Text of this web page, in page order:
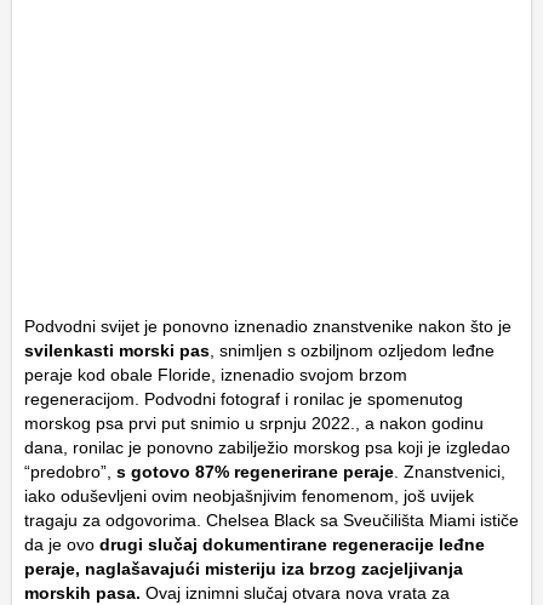
Podvodni svijet je ponovno iznenadio znanstvenike nakon što je
svilenkasti morski pas , snimljen s ozbiljnom ozljedom leđne
peraje kod obale Floride, iznenadio svojom brzom
regeneracijom. Podvodni fotograf i ronilac je spomenutog
morskog psa prvi put snimio u srpnju 2022., a nakon godinu
dana, ronilac je ponovno zabilježio morskog psa koji je izgledao
“predobro”, s gotovo 87% regenerirane peraje . Znanstvenici,
iako oduševljeni ovim neobjašnjivim fenomenom, još uvijek
tragaju za odgovorima. Chelsea Black sa Sveučilišta Miami ističe
da je ovo drugi slučaj dokumentirane regeneracije leđne
peraje, naglašavajući misteriju iza brzog zacjeljivanja
morskih pasa. Ovaj iznimni slučaj otvara nova vrata za